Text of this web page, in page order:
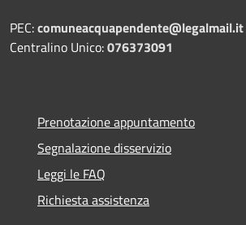
PEC:comuneacquapendente@legalmail.it
Centralino Unico:076373091
Prenotazione appuntamento
Segnalazione disservizio
Leggi le FAQ
Richiesta assistenza